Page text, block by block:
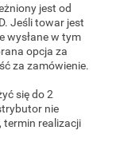
jest od
Jeśli towar jest
wysłane w tym
opcja za
za zamówienie.
się do 2
nie
termin realizacji